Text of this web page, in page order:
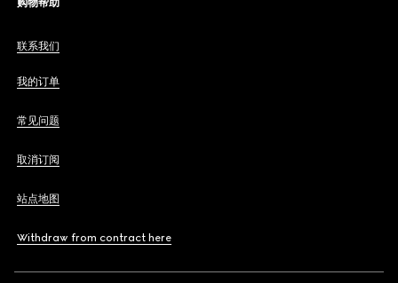
购物帮助
联系我们
我的订单
常见问题
取消订阅
站点地图
Withdraw from contract here